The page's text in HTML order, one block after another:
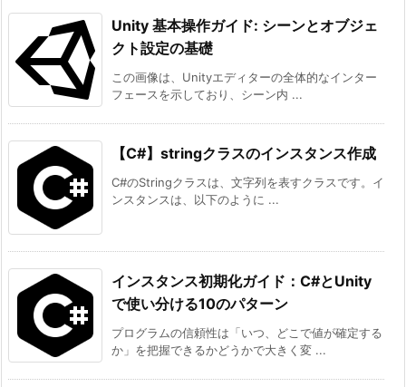
Unity 基本操作ガイド: シーンとオブジェ
クト設定の基礎
この画像は、Unityエディターの全体的なインター
フェースを示しており、シーン内 ...
【C#】stringクラスのインスタンス作成
C#のStringクラスは、文字列を表すクラスです。イ
ンスタンスは、以下のように ...
インスタンス初期化ガイド：C#とUnity
で使い分ける10のパターン
プログラムの信頼性は「いつ、どこで値が確定する
か」を把握できるかどうかで大きく変 ...